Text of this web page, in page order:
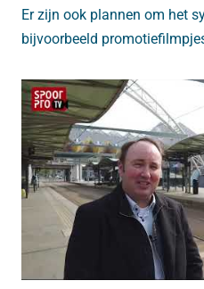
Er zijn ook plannen om het
bijvoorbeeld